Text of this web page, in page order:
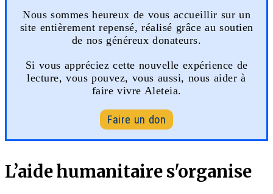
Nous sommes heureux de vous accueillir sur un
site entièrement repensé, réalisé grâce au soutien
de nos généreux donateurs.
Si vous appréciez cette nouvelle expérience de
lecture, vous pouvez, vous aussi, nous aider à
faire vivre Aleteia.
Faire un don
L’aide humanitaire s'organise